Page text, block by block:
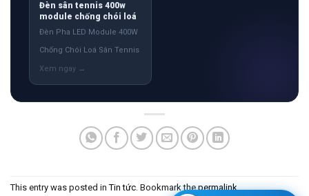
Đèn sân tennis 400w
module chống chói loá
Đèn Pha LED Module 400W
Chống Chói Loá Sân Tennis
This entry was posted inTin tức. Bookmark thepermalink.